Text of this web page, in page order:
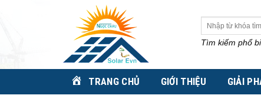
kiếm:
Tìm kiếm phổ
TRANG CHỦ GIỚI THIỆU GIẢI